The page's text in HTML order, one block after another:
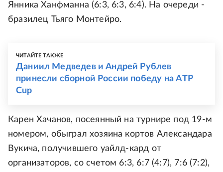
Янника Ханфманна (6:3, 6:3, 6:4). На очереди -
бразилец Тьяго Монтейро.
ЧИТАЙТЕ ТАКЖЕ
Даниил Медведев и Андрей Рублев
принесли сборной России победу на ATP
Cup
Карен Хачанов, посеянный на турнире под 19-м
номером, обыграл хозяина кортов Александара
Вукича, получившего уайлд-кард от
организаторов, со счетом 6:3, 6:7 (4:7), 7:6 (7:2),